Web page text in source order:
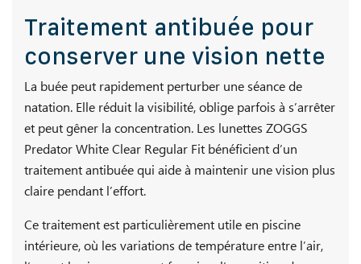
Traitement antibuée pour
conserver une vision nette
La buée peut rapidement perturber une séance de
natation. Elle réduit la visibilité, oblige parfois à s’arrêter
et peut gêner la concentration. Les lunettes ZOGGS
Predator White Clear Regular Fit bénéficient d’un
traitement antibuée qui aide à maintenir une vision plus
claire pendant l’effort.
Ce traitement est particulièrement utile en piscine
intérieure, où les variations de température entre l’air,